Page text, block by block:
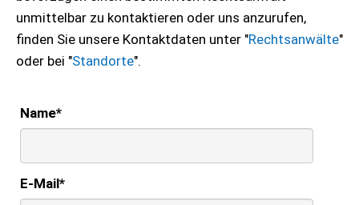
unmittelbar zu kontaktieren oder uns anzurufen,
finden Sie unsere Kontaktdaten unter "Rechtsanwälte"
oder bei "Standorte".
Name*
E-Mail*